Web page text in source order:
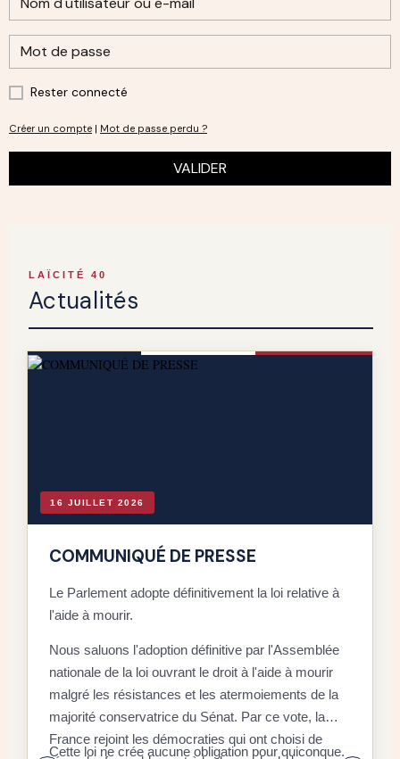
Rester connecté
Créer un compte | Mot de passe perdu ?
VALIDER
LAÏCITÉ 40
Actualités
16 JUILLET 2026
COMMUNIQUÉ DE PRESSE
Le Parlement adopte définitivement la loi relative à
l'aide à mourir.
Nous saluons l'adoption définitive par l'Assemblée
nationale de la loi ouvrant le droit à l'aide à mourir
malgré les résistances et les atermoiements de la
majorité conservatrice du Sénat. Par ce vote, la
France rejoint les démocraties qui ont choisi de
Cette loi ne crée aucune obligation pour quiconque.